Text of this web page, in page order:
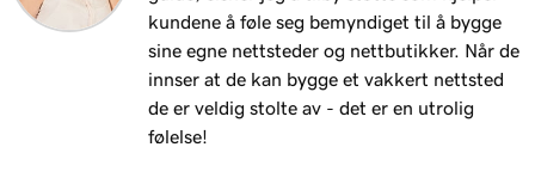
kundene å føle seg bemyndiget til å bygge
sine egne nettsteder og nettbutikker. Når de
innser at de kan bygge et vakkert nettsted
de er veldig stolte av - det er en utrolig
følelse!